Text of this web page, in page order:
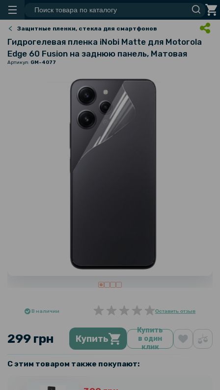
Защитные пленки, стекла для смартфонов
Гидрогелевая пленка iNobi Matte для Motorola
Edge 60 Fusion на заднюю панель, Матовая
Артикул: GM-4077
В наличии Оставить отзыв
299 грн Купить
Купить
в один
клик
С этим товаром также покупают: